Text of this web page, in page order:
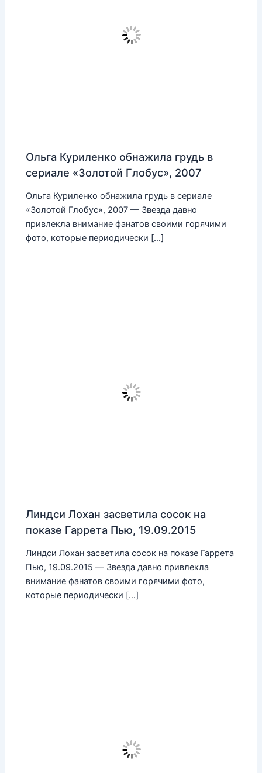
Ольга Куриленко обнажила грудь в
сериале «Золотой Глобус», 2007
Ольга Куриленко обнажила грудь в сериале
«Золотой Глобус», 2007 — Звезда давно
привлекла внимание фанатов своими горячими
фото, которые периодически […]
Линдси Лохан засветила сосок на
показе Гаррета Пью, 19.09.2015
Линдси Лохан засветила сосок на показе Гаррета
Пью, 19.09.2015 — Звезда давно привлекла
внимание фанатов своими горячими фото,
которые периодически […]